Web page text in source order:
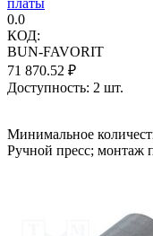
0.0
КОД:
BUN-FAVORIT
71 870.52 ₽
Доступность: 2 шт.
Минимальное
Ручной пресс; монтаж